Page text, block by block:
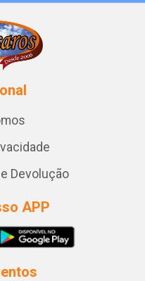
Devolução
APP